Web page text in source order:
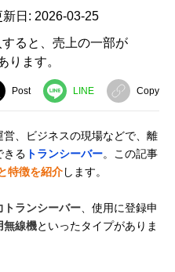
新日: 2026-03-25
ると、売上の一部が
ります。
Post LINE Copy
、ビジネスの現場などで、離
きる トランシーバー。この記事
特徴を紹介します。
トランシーバー 、使用に登録申
無線機といったタイプがありま